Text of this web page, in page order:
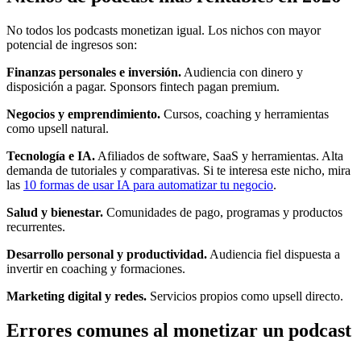
No todos los podcasts monetizan igual. Los nichos con mayor
potencial de ingresos son:
Finanzas personales e inversión. Audiencia con dinero y
disposición a pagar. Sponsors fintech pagan premium.
Negocios y emprendimiento. Cursos, coaching y herramientas
como upsell natural.
Tecnología e IA. Afiliados de software, SaaS y herramientas. Alta
demanda de tutoriales y comparativas. Si te interesa este nicho, mira
las 10 formas de usar IA para automatizar tu negocio.
Salud y bienestar. Comunidades de pago, programas y productos
recurrentes.
Desarrollo personal y productividad. Audiencia fiel dispuesta a
invertir en coaching y formaciones.
Marketing digital y redes. Servicios propios como upsell directo.
Errores comunes al monetizar un podcast